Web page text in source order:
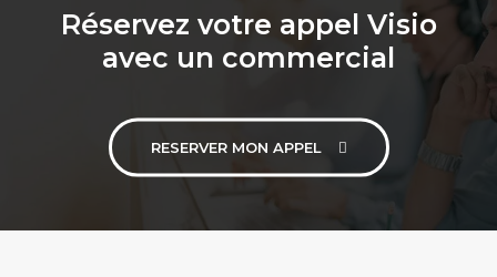
Réservez votre appel Visio
avec un commercial
RESERVER MON APPEL